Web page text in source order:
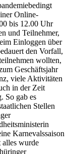
Online-
bis 12.00 Uhr
und Teilnehmer,
Einloggen über
den Vorfall,
wollten,
Geschäftsjahr
viele Aktivitäten
in der Zeit
So gab es
Stellen
Karnevalssaison
alles wurde